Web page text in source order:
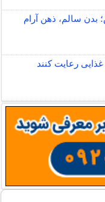
بدن سالم، ذهن آرام
غذایی رعایت کنند